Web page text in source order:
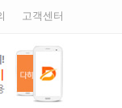
고객센터